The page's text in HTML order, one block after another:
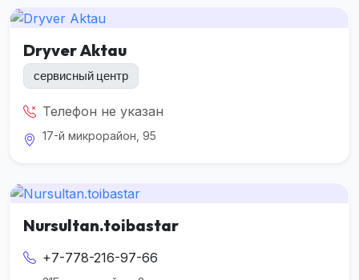
Dryver Aktau
сервисный центр
Телефон не указан
17-й микрорайон, 95
Nursultan.toibastar
+7-778-216-97-66